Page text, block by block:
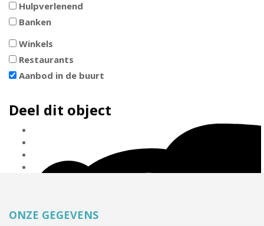
Hulpverlenend
Banken
Winkels
Restaurants
Aanbod in de buurt
Deel dit object
ONZE GEGEVENS